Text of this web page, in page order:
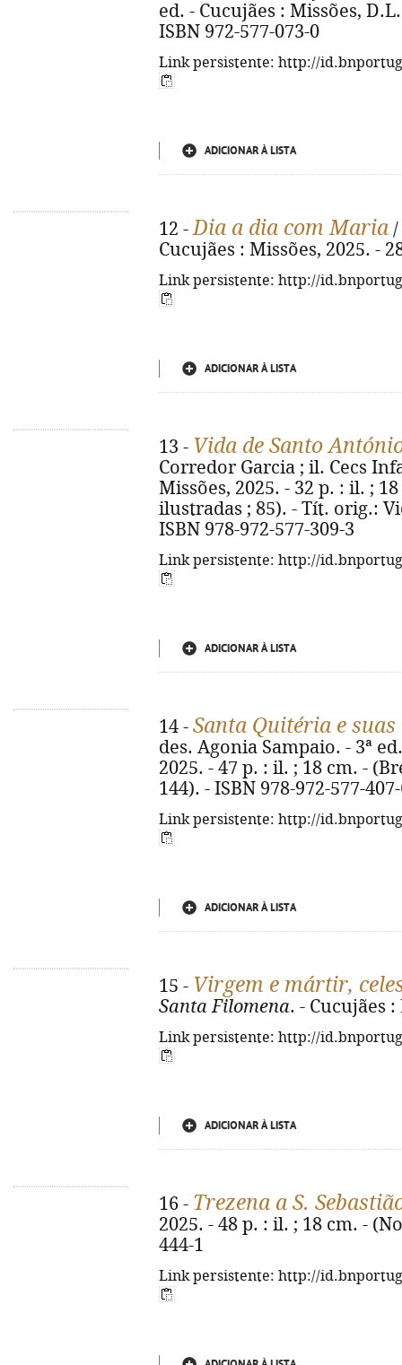
ed. - Cucujães : Missões,
ISBN 972-577-073-0
Link persistente: http://
ADICIONAR À LISTA
12 -Dia a dia com Maria /
Cucujães : Missões, 2025. -
Link persistente: http://
ADICIONAR À LISTA
13 - Vida de Santo
Corredor Garcia ; il. Cecs
Missões, 2025. - 32 p. : il. ;
ilustradas ; 85). - Tít. orig.:
ISBN 978-972-577-309-3
Link persistente: http://
ADICIONAR À LISTA
14 - Santa Quitéria e
des. Agonia Sampaio. - 3ª
2025. - 47 p. : il. ; 18 cm. -
144). - ISBN 978-972-577-
Link persistente: http://
ADICIONAR À LISTA
15 - Virgem e mártir,
Santa Filomena. - Cucujães :
Link persistente: http://
ADICIONAR À LISTA
16 - Trezena a S.
2025. - 48 p. : il. ; 18 cm. -
444-1
Link persistente: http://